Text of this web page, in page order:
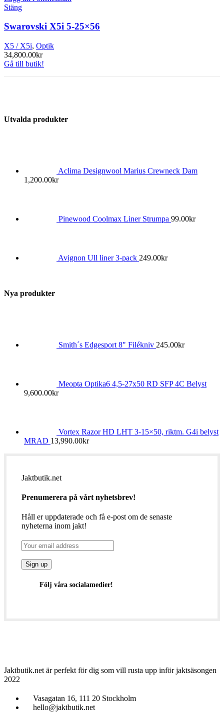
Stäng
Swarovski X5i 5-25×56
X5 / X5i, Optik
34,800.00kr
Gå till butik!
Utvalda produkter
Aclima Designwool Marius Crewneck Dam
1,200.00kr
Pinewood Coolmax Liner Strumpa 99.00kr
Avignon Ull liner 3-pack 249.00kr
Nya produkter
Smith´s Edgesport 8" Filékniv 245.00kr
Meopta Optika6 4,5-27x50 RD SFP 4C Belyst
9,600.00kr
Vortex Razor HD LHT 3-15×50, riktm. G4i belyst
MRAD 13,990.00kr
Jaktbutik.net
Prenumerera på vårt nyhetsbrev!
Håll er uppdaterade och få e-post om de senaste
nyheterna inom jakt!
Följ våra socialamedier!
Jaktbutik.net är perfekt för dig som vill rusta upp inför jaktsäsongen
2022
Vasagatan 16, 111 20 Stockholm
hello@jaktbutik.net